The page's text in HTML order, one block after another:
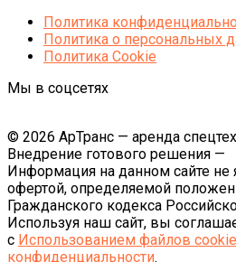
Политика
Политика o персональных
Политика Cookie
Мы в соцсетях
© 2026 АрТранс — аренда
Внедрение готового решения —
Информация на данном сайте не
офертой, определяемой
Гражданского кодекса
Используя наш сайт, вы
с Использованием файлов cookie
конфиденциальности.